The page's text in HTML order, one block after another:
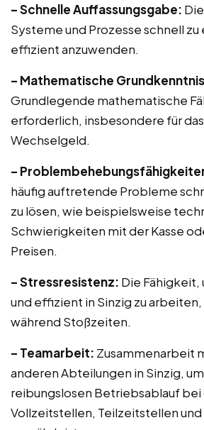
– Schnelle Auffassungsgabe:
Systeme und Prozesse schnell zu
effizient anzuwenden.
– Mathematische
Grundlegende mathematische
erforderlich, insbesondere für
Wechselgeld.
–
häufig auftretende Probleme
zu lösen, wie beispielsweise
Schwierigkeiten mit der Kasse
Preisen.
– Stressresistenz: Die Fähigkeit,
und effizient in Sinzig zu
während Stoßzeiten.
– Teamarbeit: Zusammenarbeit
anderen Abteilungen in Sinzig,
reibungslosen Betriebsablauf bei
Vollzeitstellen, Teilzeitstellen und